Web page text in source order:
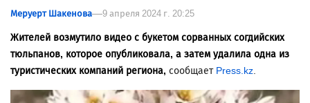
Меруерт Шакенова 9 апреля 2024 г. 20:25
Жителей возмутило видео с букетом сорванных согдийских
тюльпанов, которое опубликовала, а затем удалила одна из
туристических компаний региона, сообщает Press.kz.